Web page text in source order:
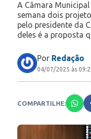
A Câmara
semana dois
pelo presidente da
deles é a proposta
Por Redação
04/07/2025 às
COMPARTILHE: